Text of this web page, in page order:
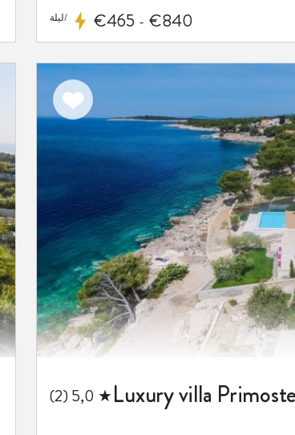
€465 - €840 /ليلة
الى
المفضلة
★ 5,0 (2)